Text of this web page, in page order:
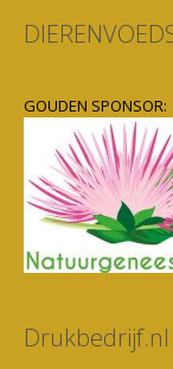
GOUDEN SPONSOR:
Drukbedrijf.nl